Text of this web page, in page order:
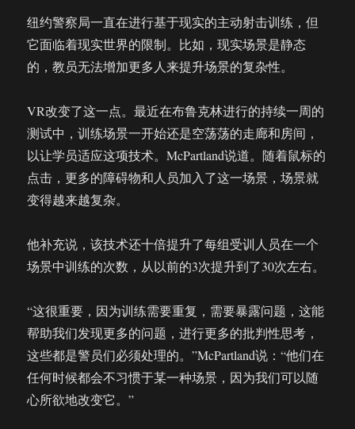
纽约警察局一直在进行基于现实的主动射击训练，但
它面临着现实世界的限制。比如，现实场景是静态
的，教员无法增加更多人来提升场景的复杂性。
VR改变了这一点。最近在布鲁克林进行的持续一周的
测试中，训练场景一开始还是空荡荡的走廊和房间，
以让学员适应这项技术。McPartland说道。随着鼠标的
点击，更多的障碍物和人员加入了这一场景，场景就
变得越来越复杂。
他补充说，该技术还十倍提升了每组受训人员在一个
场景中训练的次数，从以前的3次提升到了30次左右。
“这很重要，因为训练需要重复，需要暴露问题，这能
帮助我们发现更多的问题，进行更多的批判性思考，
这些都是警员们必须处理的。”McPartland说：“他们在
任何时候都会不习惯于某一种场景，因为我们可以随
心所欲地改变它。”